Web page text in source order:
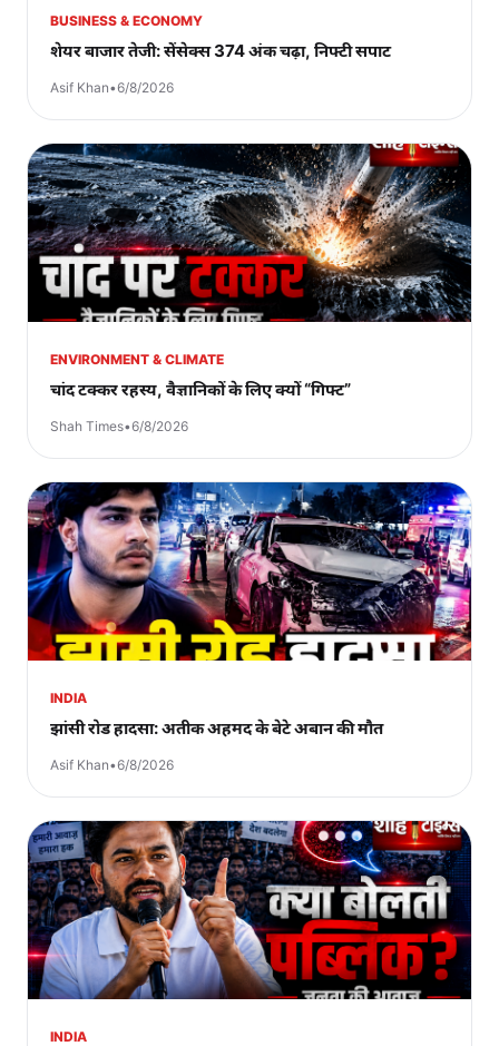
BUSINESS & ECONOMY
शेयर बाजार तेजी: सेंसेक्स 374 अंक चढ़ा, निफ्टी सपाट
Asif Khan•6/8/2026
ENVIRONMENT & CLIMATE
चांद टक्कर रहस्य, वैज्ञानिकों के लिए क्यों “गिफ्ट”
Shah Times•6/8/2026
INDIA
झांसी रोड हादसा: अतीक अहमद के बेटे अबान की मौत
Asif Khan•6/8/2026
INDIA